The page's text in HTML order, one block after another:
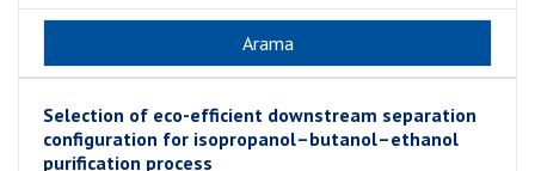
Selection of eco-efficient downstream separation
configuration for isopropanol–butanol–ethanol
purification process